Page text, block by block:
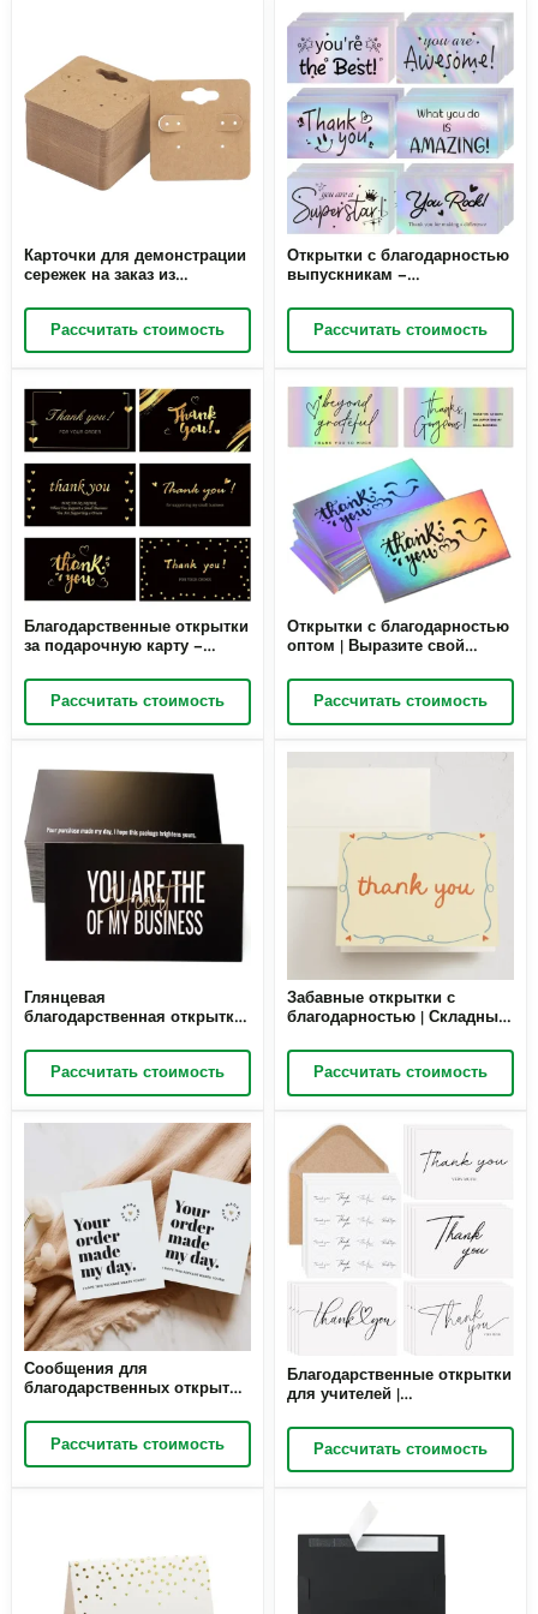
Карточки для демонстрации
сережек на заказ из
Карточки для демонстрации
ювелирных изделий
размером 2 x 2 дюйма для
торговли | Richpack
Рассчитать стоимость
Открытки с благодарностью
выпускникам –
мотивационные открытки
оптом | Richpack Wholesale
Рассчитать стоимость
Благодарственные открытки
за подарочную карту –
золотой фольгой.
Благодарственные открытки
за ваш заказ для малого
Рассчитать стоимость
Открытки с благодарностью
оптом | Выразите свой
поблагодарить клиентов и
произвести на них хорошее
впечатление | Оптовая
Рассчитать стоимость
Глянцевая
благодарственная открытка |
чтобы вы могли оставить
свое личное сообщение |
Для свадьбы, девичника,
выпускного, деловой
встречи | Оптовая продажа
Рассчитать стоимость
Забавные открытки с
благодарностью | Складные
и конвертами | Пустая
открытка, рисунок от руки,
высококачественная бумага
Рассчитать стоимость
Сообщения для
благодарственных открыток
материалы и товары для
выражения признательности
клиентам | Оптовая продажа
Рассчитать стоимость
Благодарственные открытки
для учителей |
с конвертами | Пустые
открытки для свадьбы,
девичника, детского
Оптовая продажа Richpack
Рассчитать стоимость